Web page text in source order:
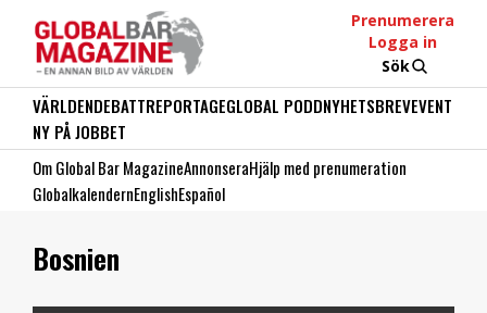
Prenumerera
Logga in
Sök
VÄRLDENDEBATTREPORTAGEGLOBAL PODDNYHETSBREVEVENT
NY PÅ JOBBET
Om Global Bar MagazineAnnonseraHjälp med prenumeration
GlobalkalendernEnglishEspañol
Bosnien